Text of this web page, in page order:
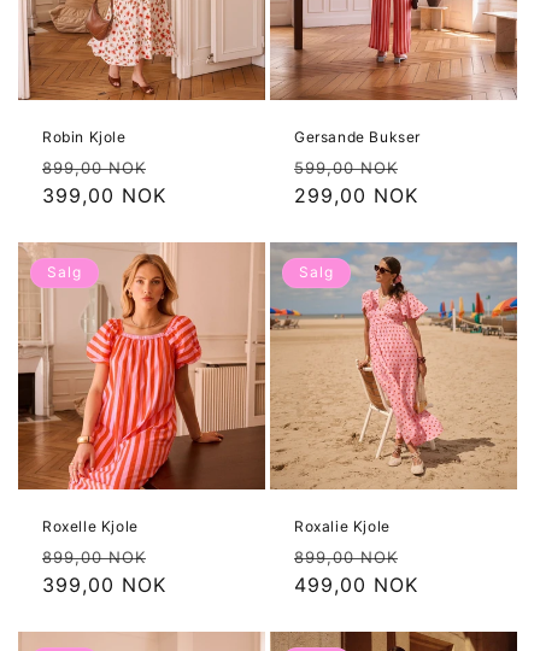
Robin Kjole
Vanlig
pris
899,00 NOK
399,00 NOK
Gersande Bukser
Vanlig
pris
599,00 NOK
299,00 NOK
Salg
Roxelle Kjole
Vanlig
pris
899,00 NOK
399,00 NOK
Salg
Roxalie Kjole
Vanlig
pris
899,00 NOK
499,00 NOK